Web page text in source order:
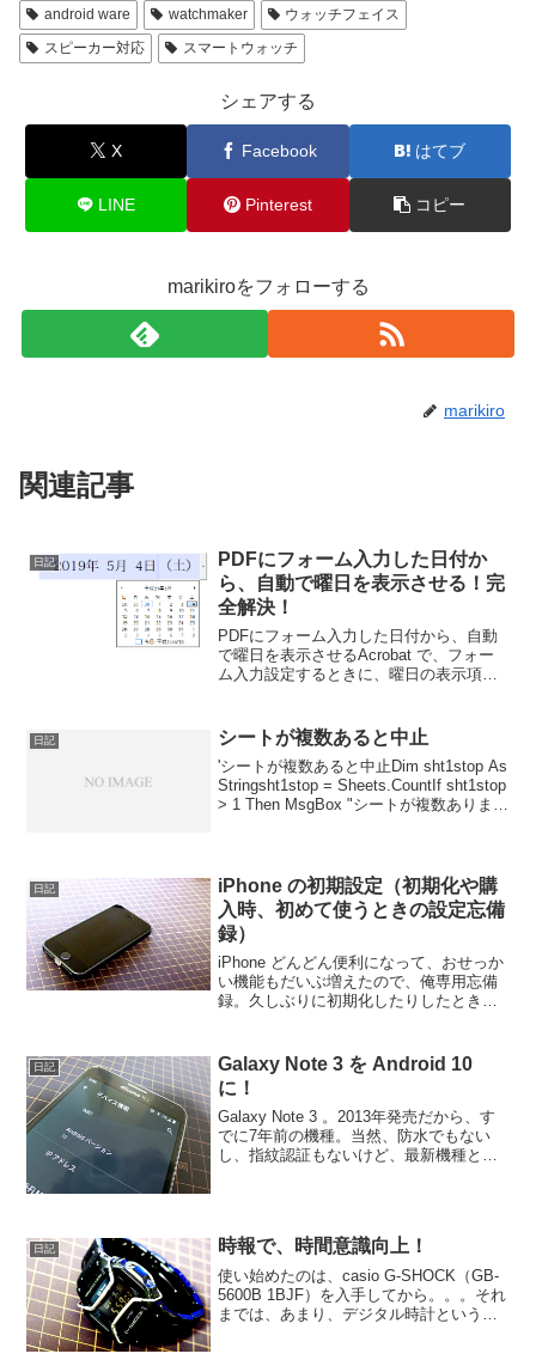
android ware
watchmaker
ウォッチフェイス
スピーカー対応
スマートウォッチ
シェアする
X Facebook はてブ
LINE Pinterest コピー
marikiroをフォローする
marikiro
関連記事
日記
PDFにフォーム入力した日付か
ら、自動で曜日を表示させる！完
全解決！
PDFにフォーム入力した日付から、自動
で曜日を表示させるAcrobat で、フォー
ム入力設定するときに、曜日の表示項目
使いますが、僕は、JavaScript...
日記 シートが複数あると中止
'シートが複数あると中止Dim sht1stop As
Stringsht1stop = Sheets.CountIf sht1stop
> 1 Then MsgBox "シートが複数ありま
日記
iPhone の初期設定（初期化や購
入時、初めて使うときの設定忘備
録）
iPhone どんどん便利になって、おせっか
い機能もだいぶ増えたので、俺専用忘備
録。久しぶりに初期化したりしたとき
て、便利な機能をオンにしておく。画面
読み上げは、かなり重...
日記
Galaxy Note 3 を Android 10
に！
Galaxy Note 3 。2013年発売だから、す
でに7年前の機種。当然、防水でもない
し、指紋認証もないけど、最新機種と比
来て...
日記 時報で、時間意識向上！
使い始めたのは、casio G-SHOCK（GB-
5600B 1BJF）を入手してから。。。それ
までは、あまり、デジタル時計というの